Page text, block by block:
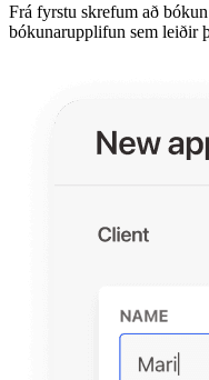
Frá fyrstu skrefum að
bókunarupplifun sem leiðir